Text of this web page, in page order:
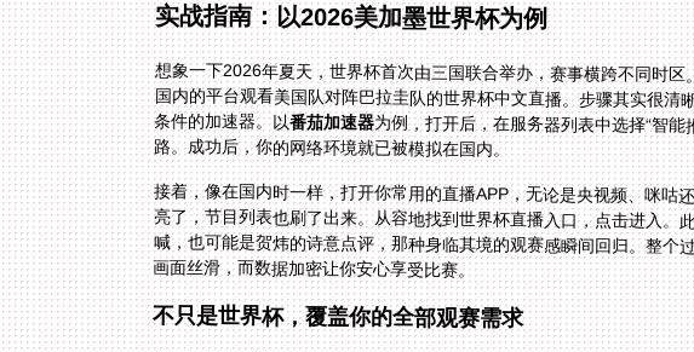
实战指南：以2026美加墨世界杯为例
想象一下2026年夏天，世界杯首次由三国联合举办，赛事横跨不同时
国内的平台观看美国队对阵巴拉圭队的世界杯中文直播。步骤其实很
条件的加速器。以番茄加速器为例，打开后，在服务器列表中选择“智
路。成功后，你的网络环境就已被模拟在国内。
接着，像在国内时一样，打开你常用的直播APP，无论是央视频、咪咕
亮了，节目列表也刷了出来。从容地找到世界杯直播入口，点击进入。
喊，也可能是贺炜的诗意点评，那种身临其境的观赛感瞬间回归。整个
画面丝滑，而数据加密让你安心享受比赛。
不只是世界杯，覆盖你的全部观赛需求